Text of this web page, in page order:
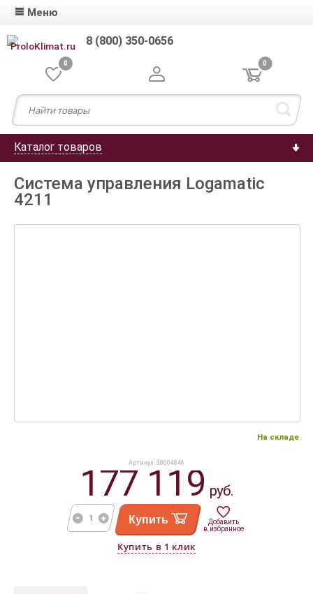
Меню
8 (800) 350-0656
0 0
Каталог товаров
Система управления Logamatic
4211
На складе
Артикул: 30004846
177 119руб.
Купить
Добавить
в избранное